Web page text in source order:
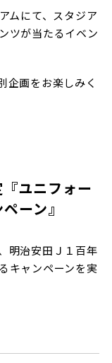
ゴについてプライバシ
ムにて、スタジア
ツが当たるイベン
企画をお楽しみく
ユニフォー
ーン』
明治安田Ｊ１百年
キャンペーンを実